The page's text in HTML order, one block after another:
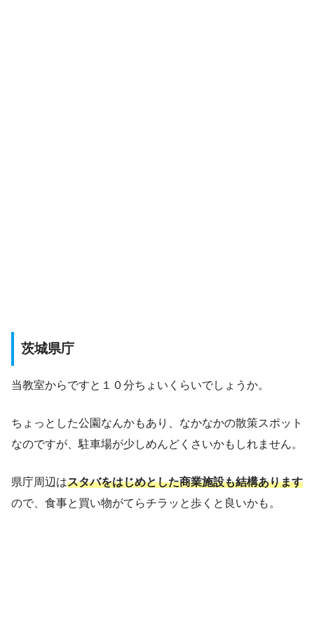
茨城県庁
当教室からですと１０分ちょいくらいでしょうか。
ちょっとした公園なんかもあり、なかなかの散策スポット
なのですが、駐車場が少しめんどくさいかもしれません。
県庁周辺はスタバをはじめとした商業施設も結構あります
ので、食事と買い物がてらチラッと歩くと良いかも。